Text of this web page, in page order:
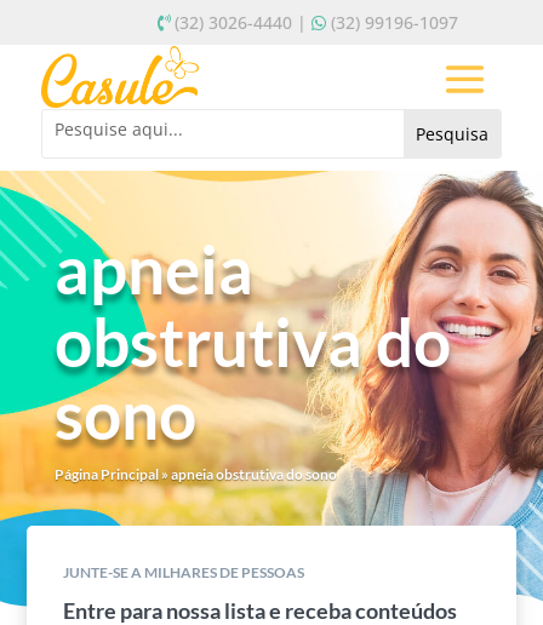
(32) 3026-4440 | (32) 99196-1097
apneia
obstrutiva do
sono
Página Principal» apneia obstrutiva do sono
JUNTE-SE A MILHARES DE PESSOAS
Entre para nossa lista e receba conteúdos